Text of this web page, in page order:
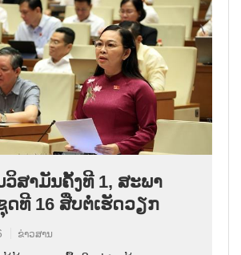
ສາມັນຄັ້ງທີ 1, ສະພາ
ທີ 16 ສືບຕໍ່ເຮັດວຽກ
ຂ່າວສານ